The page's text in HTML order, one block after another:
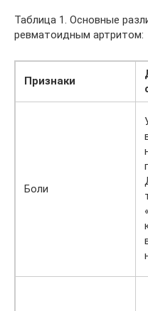
Таблица 1. Основные
ревматоидным артритом:
Признаки
Боли